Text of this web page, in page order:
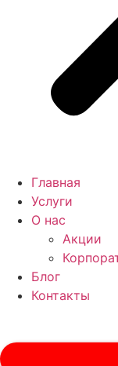
Главная
Услуги
О нас
Акции
Блог
Контакты